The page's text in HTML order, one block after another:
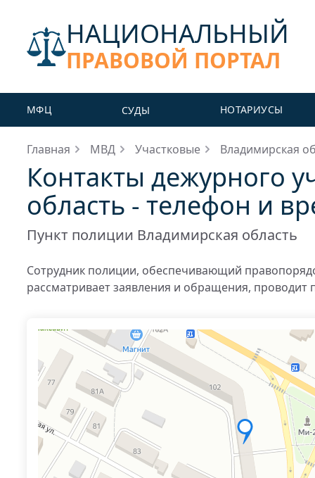
НАЦИОНАЛЬНЫЙ
ПРАВОВОЙ ПОРТАЛ
МФЦ СУДЫ НОТАРИУСЫ
Главная МВД Участковые Владимирская
Контакты дежурного
область - телефон и
Пункт полиции Владимирская область
Сотрудник полиции, обеспечивающий
рассматривает заявления и обращения, проводит